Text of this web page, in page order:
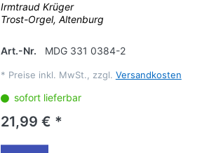
Irmtraud Krüger
Trost-Orgel, Altenburg
Art.-Nr. MDG 331 0384-2
* Preise inkl. MwSt., zzgl. Versandkosten
sofort lieferbar
21,99 € *